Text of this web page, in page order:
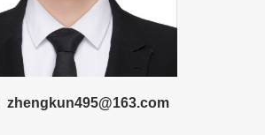
zhengkun495@163.com